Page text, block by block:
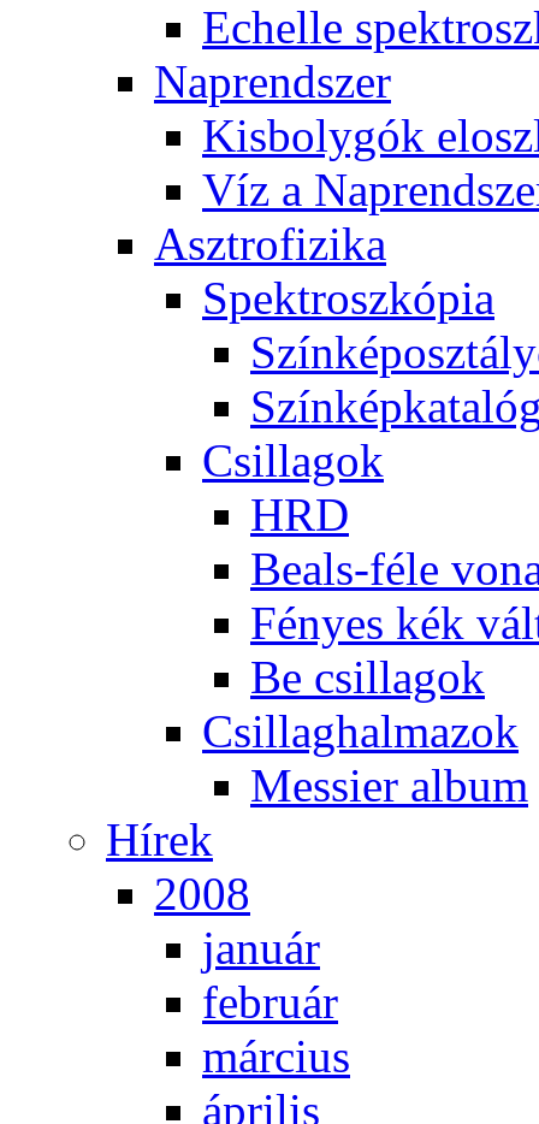
Echel­le
Nap­rend­szer
Kis­boly­gók
Víz a
Aszt­ro­fi­zi­ka
Spekt­rosz­kó­pia
Csil­la­gok
HRD
Be­als-fé­le
Fé­nyes kék
Be csil­la­gok
Csil­lag­hal­ma­zok
Mes­si­er al­bum
Hí­rek
2008
ja­nu­ár
feb­ru­ár
már­ci­us
áp­ri­lis